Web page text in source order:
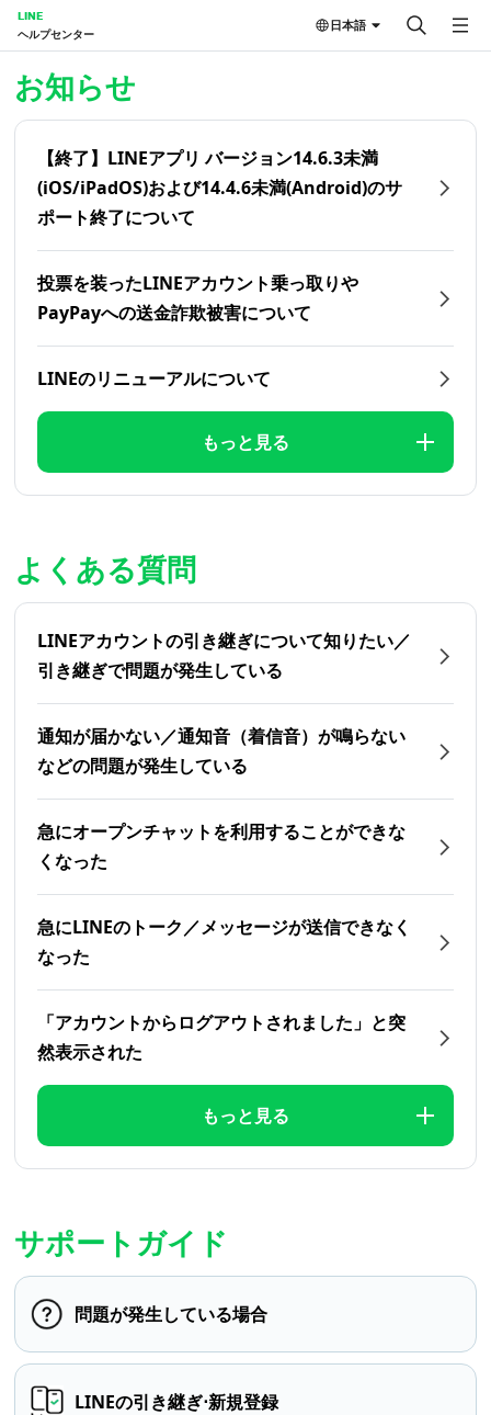
LINE
ヘルプセンター
日本語
お知らせ
【終了】LINEアプリ バージョン14.6.3未満
(iOS/iPadOS)および14.4.6未満(Android)のサ
ポート終了について
投票を装ったLINEアカウント乗っ取りや
PayPayへの送金詐欺被害について
LINEのリニューアルについて
もっと見る
よくある質問
LINEアカウントの引き継ぎについて知りたい／
引き継ぎで問題が発生している
通知が届かない／通知音（着信音）が鳴らない
などの問題が発生している
急にオープンチャットを利用することができな
くなった
急にLINEのトーク／メッセージが送信できなく
なった
「アカウントからログアウトされました」と突
然表示された
もっと見る
サポートガイド
問題が発生している場合
LINEの引き継ぎ⋅新規登録